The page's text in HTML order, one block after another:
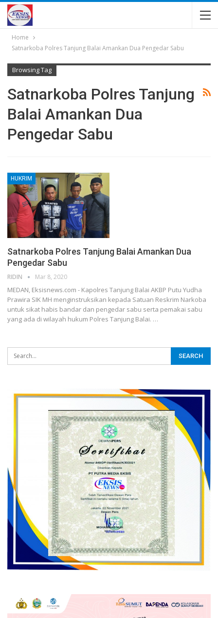
Home
Satnarkoba Polres Tanjung Balai Amankan Dua Pengedar Sabu
Browsing Tag
Satnarkoba Polres Tanjung
Balai Amankan Dua
Pengedar Sabu
HUKRIM
Satnarkoba Polres Tanjung Balai Amankan Dua
Pengedar Sabu
RIDIN Mar 8, 2020
MEDAN, Eksisnews.com - Kapolres Tanjung Balai AKBP Putu Yudha
Prawira SIK MH menginstruksikan kepada Satuan Reskrim Narkoba
untuk sikat habis bandar dan pengedar sabu serta pemakai sabu
yang ada di wilayah hukum Polres Tanjung Balai. …